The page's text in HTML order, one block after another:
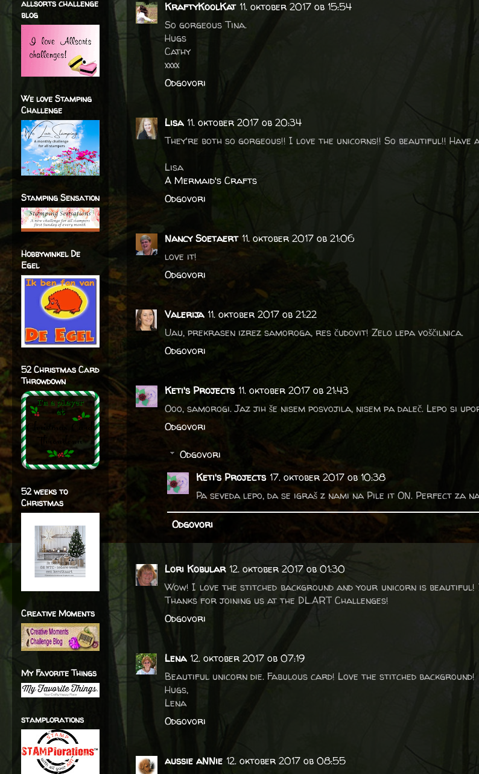
KraftyKoolKat 11. oktober 2017 ob 15:54
So gorgeous Tina.
Hugs
Cathy
xxxx
Odgovori
Lisa 11. oktober 2017 ob 20:34
They're both so gorgeous!! I love the unicorns!! So beautiful!! Have
Lisa
A Mermaid's Crafts
Odgovori
Nancy Soetaert 11. oktober 2017 ob 21:06
love it!
Odgovori
Valerija 11. oktober 2017 ob 21:22
Uau, prekrasen izrez samoroga, res čudovit! Zelo lepa voščilnica.
Odgovori
Keti's Projects 11. oktober 2017 ob 21:43
Ooo, samorogi. Jaz jih še nisem posvojila, nisem pa daleč. Lepo si
Odgovori
Odgovori
Keti's Projects 17. oktober 2017 ob 10:38
Pa seveda lepo, da se igraš z nami na Pile it ON. Perfect za
Odgovori
Lori Kobular 12. oktober 2017 ob 01:30
Wow! I love the stitched background and your unicorn is beautiful!
Thanks for joining us at the DL.ART Challenges!
Odgovori
Lena 12. oktober 2017 ob 07:19
Beautiful unicorn die. Fabulous card! Love the stitched background!
Hugs,
Lena
Odgovori
aussie aNNie 12. oktober 2017 ob 08:55
allsorts challenge
blog
We love Stamping
Challenge
Stamping Sensation
Hobbywinkel De
Egel
52 Christmas Card
Throwdown
52 weeks to
Christmas
Creative Moments
My Favorite Things
stamplorations